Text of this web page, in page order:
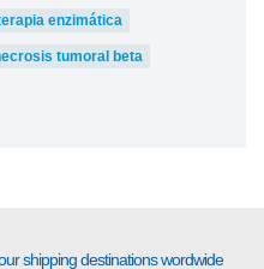
enzimática
tumoral beta
shipping destinations wordwide